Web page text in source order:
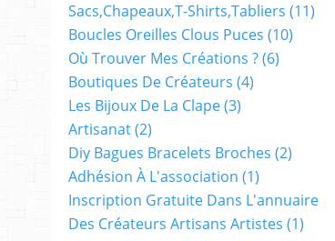
Sacs,chapeaux,t-Shirts,tabliers (11)
Boucles Oreilles Clous Puces (10)
Où Trouver Mes Créations ?(6)
Boutiques De Créateurs (4)
Les Bijoux De La Clape(3)
Artisanat(2)
Diy Bagues Bracelets Broches (2)
Adhésion À L'association (1)
Inscription Gratuite Dans L'annuaire
Des Créateurs Artisans Artistes (1)